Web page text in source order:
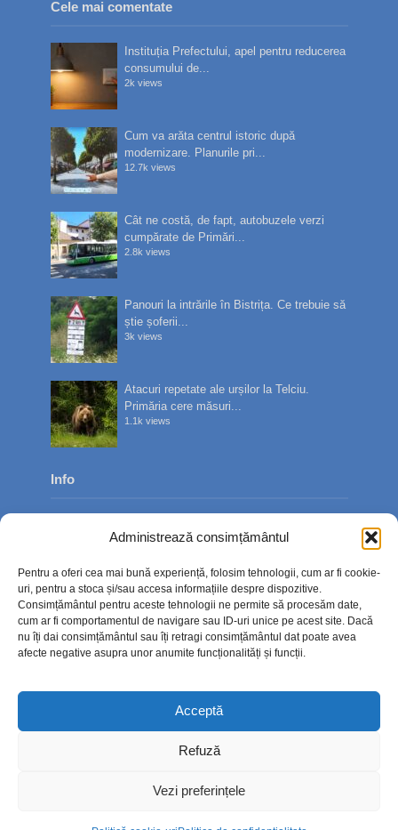
Administrează consimțământul
Pentru a oferi cea mai bună experiență, folosim tehnologii, cum ar fi cookie-
uri, pentru a stoca și/sau accesa informațiile despre dispozitive.
Consimțământul pentru aceste tehnologii ne permite să procesăm date,
cum ar fi comportamentul de navigare sau ID-uri unice pe acest site. Dacă
nu îți dai consimțământul sau îți retragi consimțământul dat poate avea
afecte negative asupra unor anumite funcționalități și funcții.
Acceptă
Refuză
Vezi preferințele
Cele mai comentate
Instituția Prefectului, apel pentru reducerea
consumului de...
2k views
Cum va arăta centrul istoric după
modernizare. Planurile pri...
12.7k views
Cât ne costă, de fapt, autobuzele verzi
cumpărate de Primări...
2.8k views
Panouri la intrările în Bistrița. Ce trebuie să
știe șoferii...
3k views
Atacuri repetate ale urșilor la Telciu.
Primăria cere măsuri...
1.1k views
Info
Contact
Politica de confidențialitate
Politică cookie-uri (UE)